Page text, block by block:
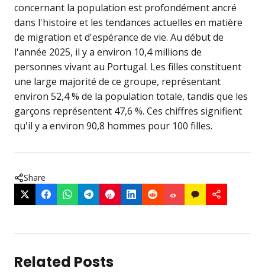
concernant la population est profondément ancré
dans l'histoire et les tendances actuelles en matière
de migration et d'espérance de vie. Au début de
l'année 2025, il y a environ 10,4 millions de
personnes vivant au Portugal. Les filles constituent
une large majorité de ce groupe, représentant
environ 52,4 % de la population totale, tandis que les
garçons représentent 47,6 %. Ces chiffres signifient
qu'il y a environ 90,8 hommes pour 100 filles.
Share
Related Posts